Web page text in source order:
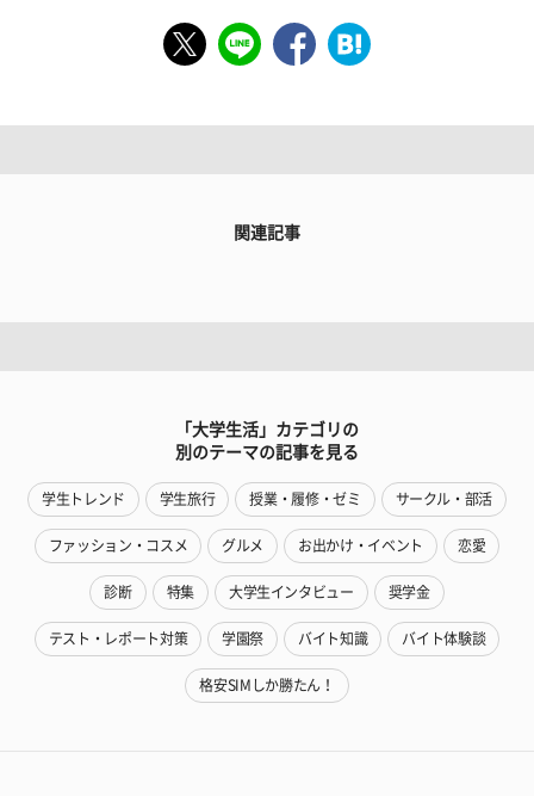
関連記事
「大学生活」カテゴリの
別のテーマの記事を見る
学生トレンド 学生旅行 授業・履修・ゼミ サークル・部活
ファッション・コスメ グルメ お出かけ・イベント 恋愛
診断 特集 大学生インタビュー 奨学金
テスト・レポート対策 学園祭 バイト知識 バイト体験談
格安SIMしか勝たん！